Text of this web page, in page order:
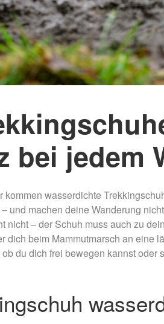
Mammutmarsch Leipzig –
30/42/55 KM
Mammutmarsch Mannheim –
30/42/60 KM
Mammutmarsch Wien – 30/50
Mammutmarsch Kopenhagen
– 30/42/55 KM
Mammutmarsch Nürnberg –
30/42/55 KM
Nachtmammut Hamburg –
30/42 KM
Mammutmarsch München –
75/100 KM
bei jedem
wasserdichte
und machen deine Wanderung
– der Schuh muss auch zu
dich beim Mammutmarsch an eine
du dich frei bewegen kannst oder